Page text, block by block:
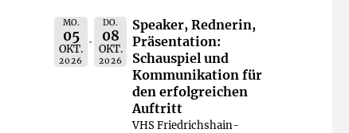
MO.
05
OKT.
2026
DO.
08
OKT.
2026
Speaker, Rednerin,
Präsentation:
Schauspiel und
Kommunikation für
den erfolgreichen
Auftritt
VHS Friedrichshain-